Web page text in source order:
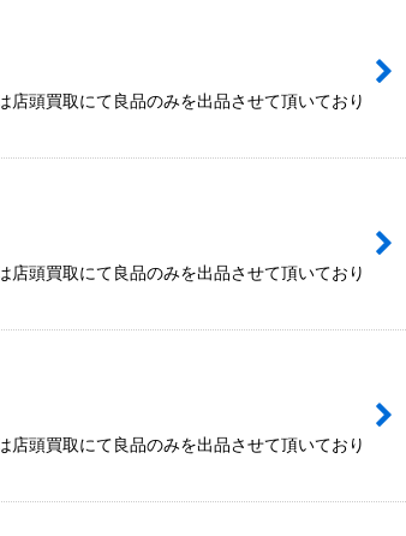
頭買取にて良品のみを出品させて頂いており
頭買取にて良品のみを出品させて頂いており
頭買取にて良品のみを出品させて頂いており